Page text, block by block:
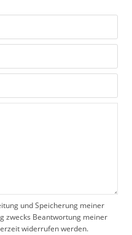
und Speicherung meiner
zwecks Beantwortung meiner
widerrufen werden.